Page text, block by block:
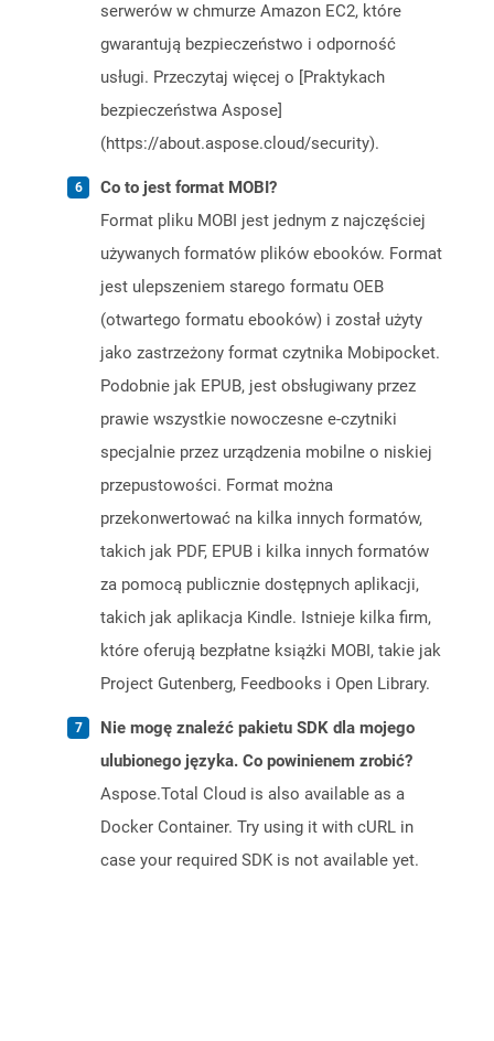
serwerów w chmurze Amazon EC2, które
gwarantują bezpieczeństwo i odporność
usługi. Przeczytaj więcej o [Praktykach
bezpieczeństwa Aspose]
(https://about.aspose.cloud/security).
Co to jest format MOBI?
Format pliku MOBI jest jednym z najczęściej
używanych formatów plików ebooków. Format
jest ulepszeniem starego formatu OEB
(otwartego formatu ebooków) i został użyty
jako zastrzeżony format czytnika Mobipocket.
Podobnie jak EPUB, jest obsługiwany przez
prawie wszystkie nowoczesne e-czytniki
specjalnie przez urządzenia mobilne o niskiej
przepustowości. Format można
przekonwertować na kilka innych formatów,
takich jak PDF, EPUB i kilka innych formatów
za pomocą publicznie dostępnych aplikacji,
takich jak aplikacja Kindle. Istnieje kilka firm,
które oferują bezpłatne książki MOBI, takie jak
Project Gutenberg, Feedbooks i Open Library.
Nie mogę znaleźć pakietu SDK dla mojego
ulubionego języka. Co powinienem zrobić?
Aspose.Total Cloud is also available as a
Docker Container. Try using it with cURL in
case your required SDK is not available yet.